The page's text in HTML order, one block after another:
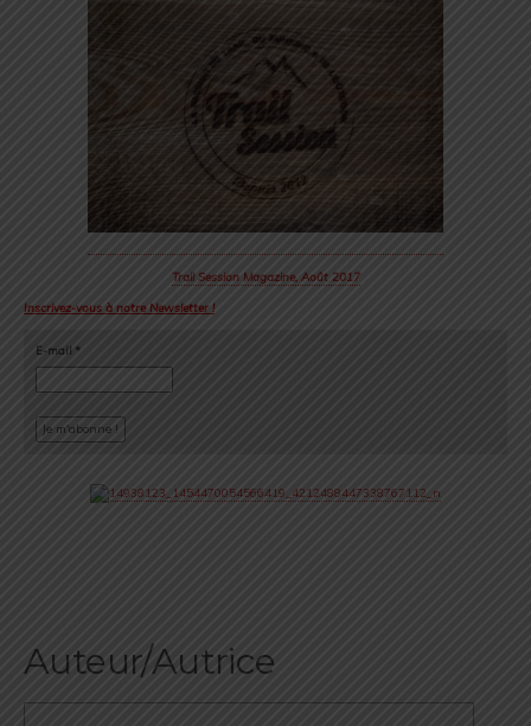
Trail Session Magazine, Août 2017
Inscrivez-vous à notre Newsletter !
E-mail *
Auteur/Autrice